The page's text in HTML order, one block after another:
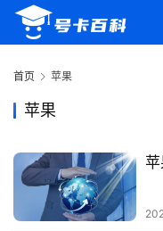
首页 苹果
苹果